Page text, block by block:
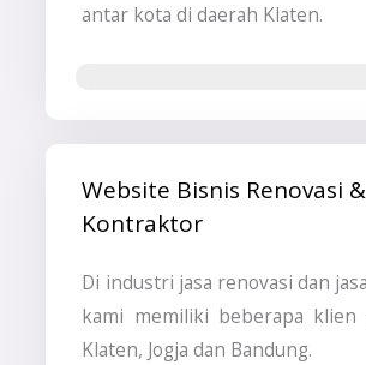
antar kota di daerah Klaten.
Website Bisnis Renovasi &
Kontraktor
Di industri jasa renovasi dan
kami memiliki beberapa klien
Klaten, Jogja dan Bandung.